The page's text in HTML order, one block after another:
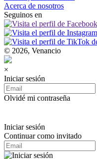
Acerca de nosotros
Seguinos en
© 2026, Venancio
×
Iniciar sesión
Olvidé mi contraseña
Iniciar sesión
Continuar como invitado